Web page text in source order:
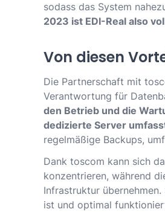
sodass das System
2023 ist EDI-Real also
Von diesen
Die Partnerschaft mit
Verantwortung für
den Betrieb und die
dedizierte Server
regelmäßige Backups,
Dank toscom kann sich
konzentrieren, während
Infrastruktur
ist und optimal